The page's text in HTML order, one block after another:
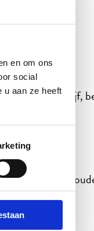
en om ons
social
u aan ze heeft
je reis, verblijf,
mee te